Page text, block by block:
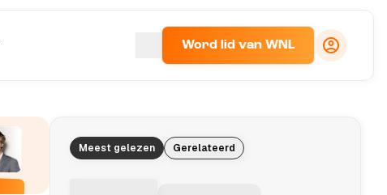
Word lid van WNL
Meest gelezen Gerelateerd